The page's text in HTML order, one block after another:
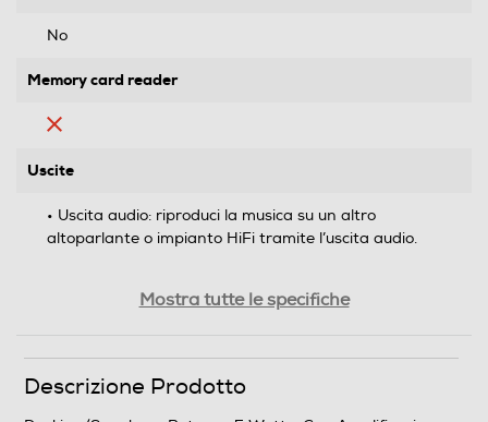
No
Memory card reader
Uscite
• Uscita audio: riproduci la musica su un altro
altoparlante o impianto HiFi tramite l’uscita audio.
Mostra tutte le specifiche
Descrizione Prodotto